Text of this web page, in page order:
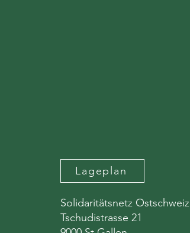
Lageplan
Solidaritätsnetz Ostschweiz
Tschudistrasse 21